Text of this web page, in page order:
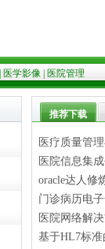
医学影像 医院管理
推荐下载
医疗质量管
医院信息集
oracle达人修
门诊病历电
医院网络解
基于HL7标